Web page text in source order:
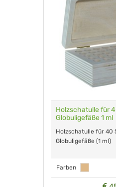
Holzschatulle für
Globuligefäße 1 ml
Holzschatulle für 40
Globuligefäße (1 ml)
Farben